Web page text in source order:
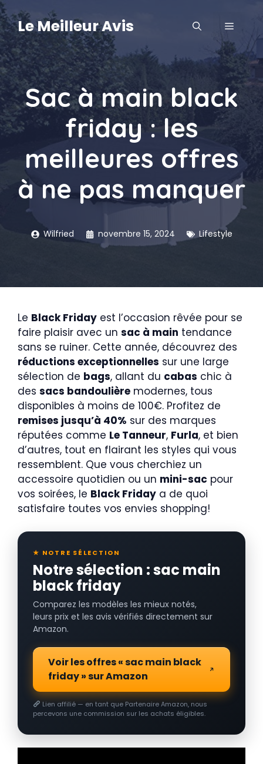
Aller
au
contenu
Le Meilleur Avis MENU
Sac à main black
friday : les
meilleures offres
à ne pas manquer
Wilfried novembre 15, 2024 Lifestyle
Le Black Friday est l’occasion rêvée pour se
faire plaisir avec un sac à main tendance
sans se ruiner. Cette année, découvrez des
réductions exceptionnelles sur une large
sélection de bags, allant du cabas chic à
des sacs bandoulière modernes, tous
disponibles à moins de 100€. Profitez de
remises jusqu’à 40% sur des marques
réputées comme Le Tanneur, Furla, et bien
d’autres, tout en flairant les styles qui vous
ressemblent. Que vous cherchiez un
accessoire quotidien ou un mini-sac pour
vos soirées, le Black Friday a de quoi
satisfaire toutes vos envies shopping!
★ NOTRE SÉLECTION
Notre sélection : sac main
black friday
Comparez les modèles les mieux notés,
leurs prix et les avis vérifiés directement sur
Amazon.
Voir les offres « sac main black
friday » sur Amazon
Lien affilié — en tant que Partenaire Amazon, nous
percevons une commission sur les achats éligibles.